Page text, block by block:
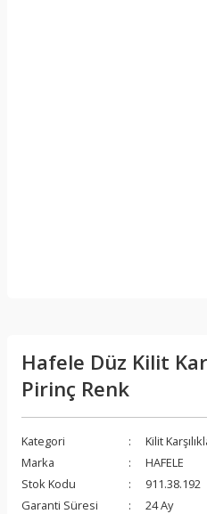
Hafele Düz Kilit
Pirinç Renk
Kategori
Kilit
Marka
HAFELE
Stok Kodu
911.38.192
Garanti Süresi
24 Ay